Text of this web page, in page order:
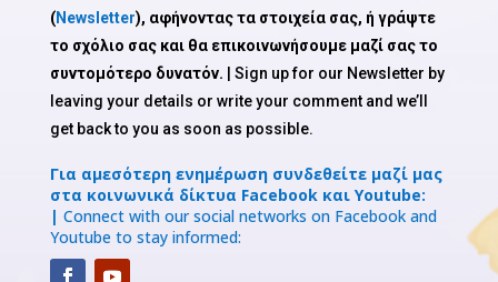
(Newsletter), αφήνοντας τα στοιχεία σας, ή γράψτε
το σχόλιο σας και θα επικοινωνήσουμε μαζί σας το
συντομότερο δυνατόν. | Sign up for our Newsletter by
leaving your details or write your comment and we’ll
get back to you as soon as possible.
Για αμεσότερη ενημέρωση συνδεθείτε μαζί μας
στα κοινωνικά δίκτυα Facebook και Youtube:
| Connect with our social networks on Facebook and
Youtube to stay informed: